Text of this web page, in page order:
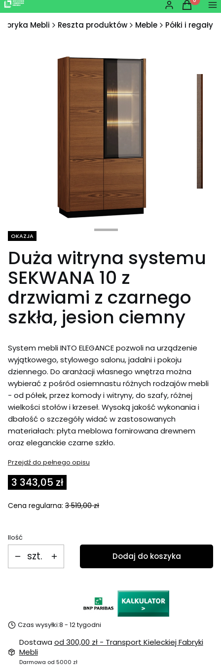
Zaloguj się
Produkty
Koszyk
Mebli Reszta produktów Meble Półki i regały
Tagi produktu
OKAZJA
Duża witryna systemu
SEKWANA 10 z
drzwiami z czarnego
szkła, jesion ciemny
System mebli INTO ELEGANCE pozwoli na urządzenie
wyjątkowego, stylowego salonu, jadalni i pokoju
dziennego. Do aranżacji własnego wnętrza można
wybierać z pośród osiemnastu różnych rodzajów mebli
- od półek, przez komody i witryny, do szafy, różnej
wielkości stołów i krzeseł. Wysoką jakość wykonania i
dbałość o szczegóły widać w zastosowanych
materiałach: płyta meblowa fornirowana drewnem
oraz eleganckie czarne szkło.
Przejdź do pełnego opisu
3 343,05 zł
Cena regularna: 3 519,00 zł
Ilość
szt. Dodaj do koszyka
Czas wysyłki:8 - 12 tygodni
Dostawa od 300,00 zł - Transport Kieleckiej Fabryki
Mebli
Darmowa od 5000 zł